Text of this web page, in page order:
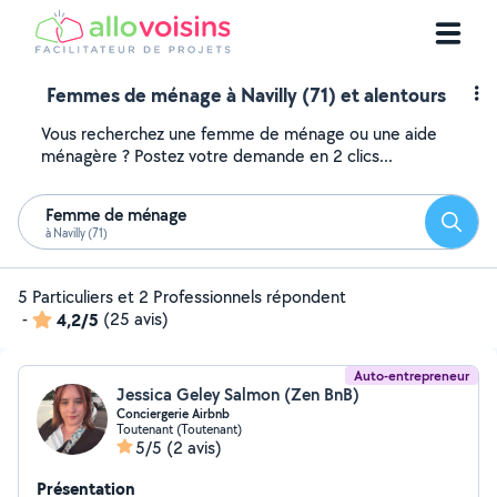
Femmes de ménage à Navilly (71) et alentours
Vous recherchez une femme de ménage ou une aide
ménagère ? Postez votre demande en 2 clics...
Femme de ménage
à Navilly (71)
5 Particuliers et 2 Professionnels répondent
-
4,2/5 (25 avis)
Auto-entrepreneur
Jessica Geley Salmon (Zen BnB)
Conciergerie Airbnb
Toutenant (Toutenant)
5/5 (2 avis)
Présentation